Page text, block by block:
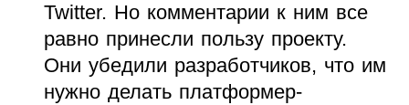
Twitter. Но комментарии к ним все
равно принесли пользу проекту.
Они убедили разработчиков, что им
нужно делать платформер-